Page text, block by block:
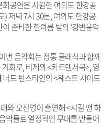
공연은 시원한 여의도 한강공
) 저녁 7시 30분, 여의도 한강공
준비한 한여름 밤의 '강변음악
번 음악회는 정통 클래식과 함께
회로, 비제의 <카르멘서곡>, 영
드 번스타인의 <웨스트 사이드
와 오진영이 출연해 <지킬 앤 하
악들로 열정적인 무대를 만들어